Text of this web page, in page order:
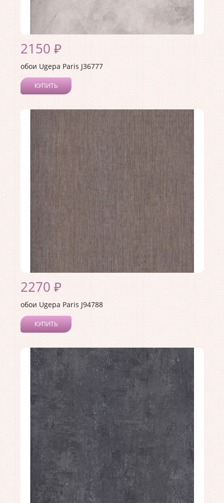
2150 ₽
обои Ugepa Paris J36777
КУПИТЬ
Коллекция:Paris
Длина рулона:
10.05
Ширина рулона:
Материал покрытия:
Виниловое
Страна:Франция
Материал основы:
Флизелин
Раппорт:
2270 ₽
обои Ugepa Paris J94788
КУПИТЬ
Коллекция:Paris
Длина рулона:
Ширина рулона:
Материал покрытия:
Виниловое
Страна:
Франция
Материал основы:
Флизелин
Раппорт: <>